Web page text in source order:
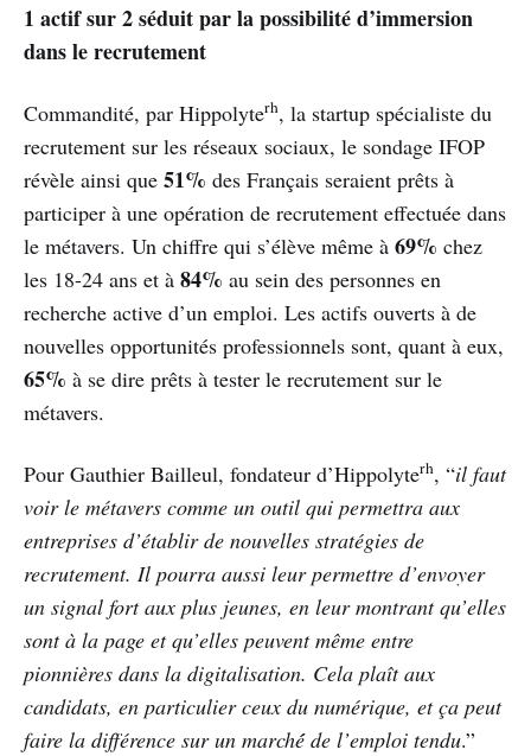
1 actif sur 2 séduit par la possibilité d’immersion
dans le recrutement
Commandité, par Hippolyterh, la startup spécialiste du
recrutement sur les réseaux sociaux, le sondage IFOP
révèle ainsi que 51% des Français seraient prêts à
participer à une opération de recrutement effectuée dans
le métavers. Un chiffre qui s’élève même à 69% chez
les 18-24 ans et à 84% au sein des personnes en
recherche active d’un emploi. Les actifs ouverts à de
nouvelles opportunités professionnels sont, quant à eux,
65% à se dire prêts à tester le recrutement sur le
métavers.
Pour Gauthier Bailleul, fondateur d’Hippolyterh, “il faut
voir le métavers comme un outil qui permettra aux
entreprises d’établir de nouvelles stratégies de
recrutement. Il pourra aussi leur permettre d’envoyer
un signal fort aux plus jeunes, en leur montrant qu’elles
sont à la page et qu’elles peuvent même entre
pionnières dans la digitalisation. Cela plaît aux
candidats, en particulier ceux du numérique, et ça peut
faire la différence sur un marché́ de l’emploi tendu.”